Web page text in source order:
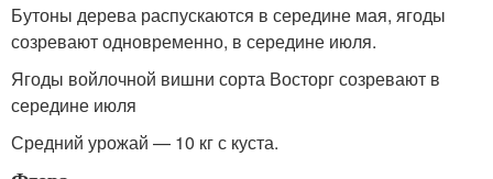
Бутоны дерева распускаются в середине мая, ягоды
созревают одновременно, в середине июля.
Ягоды войлочной вишни сорта Восторг созревают в
середине июля
Средний урожай — 10 кг с куста.